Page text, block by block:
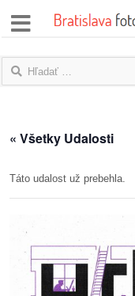
správy
názory
blogy
fotky
« Všetky Udalosti
Táto udalost už prebehla.